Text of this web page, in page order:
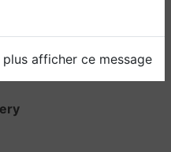
plus afficher ce message